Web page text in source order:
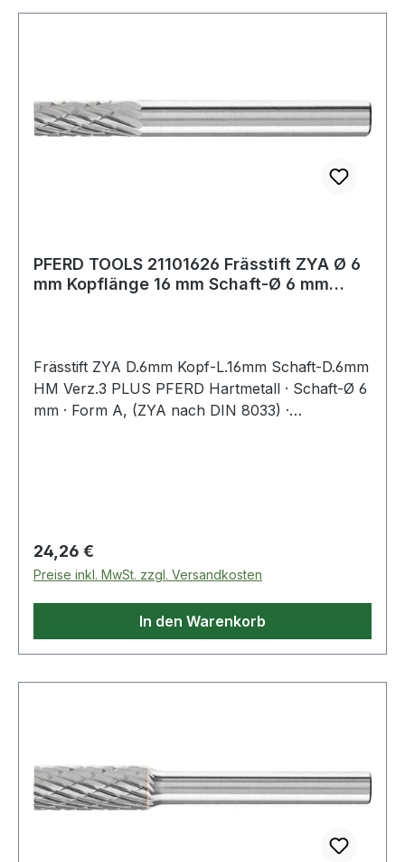
PFERD TOOLS 21101626 Frässtift ZYA Ø 6
mm Kopflänge 16 mm Schaft-Ø 6 mm
Frässtift ZYA D.6mm Kopf-L.16mm Schaft-D.6mm
HM Verz.3 PLUS PFERD Hartmetall · Schaft-Ø 6
mm · Form A, (ZYA nach DIN 8033) ·
Regulärer Preis:
24,26 €
Preise inkl. MwSt. zzgl. Versandkosten
In den Warenkorb